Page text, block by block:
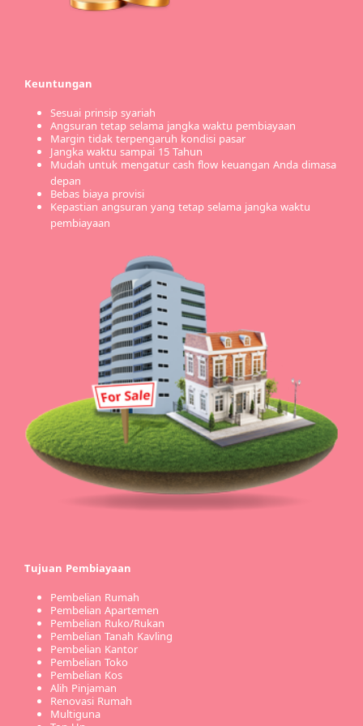
Keuntungan
Sesuai prinsip syariah
Angsuran tetap selama jangka waktu pembiayaan
Margin tidak terpengaruh kondisi pasar
Jangka waktu sampai 15 Tahun
Mudah untuk mengatur cash flow keuangan Anda dimasa
depan
Bebas biaya provisi
Kepastian angsuran yang tetap selama jangka waktu
pembiayaan
Tujuan Pembiayaan
Pembelian Rumah
Pembelian Apartemen
Pembelian Ruko/Rukan
Pembelian Tanah Kavling
Pembelian Kantor
Pembelian Toko
Pembelian Kos
Alih Pinjaman
Renovasi Rumah
Multiguna